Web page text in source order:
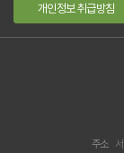
개인정보 취급방침
주소